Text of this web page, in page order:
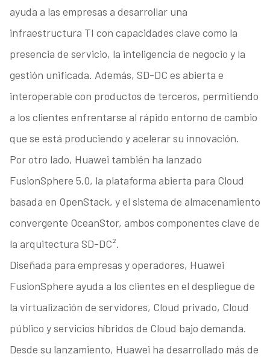
ayuda a las empresas a desarrollar una
infraestructura TI con capacidades clave como la
presencia de servicio, la inteligencia de negocio y la
gestión unificada. Además, SD-DC es abierta e
interoperable con productos de terceros, permitiendo
a los clientes enfrentarse al rápido entorno de cambio
que se está produciendo y acelerar su innovación.
Por otro lado, Huawei también ha lanzado
FusionSphere 5.0, la plataforma abierta para Cloud
basada en OpenStack, y el sistema de almacenamiento
convergente OceanStor, ambos componentes clave de
la arquitectura SD-DC².
Diseñada para empresas y operadores, Huawei
FusionSphere ayuda a los clientes en el despliegue de
la virtualización de servidores, Cloud privado, Cloud
público y servicios híbridos de Cloud bajo demanda.
Desde su lanzamiento, Huawei ha desarrollado más de